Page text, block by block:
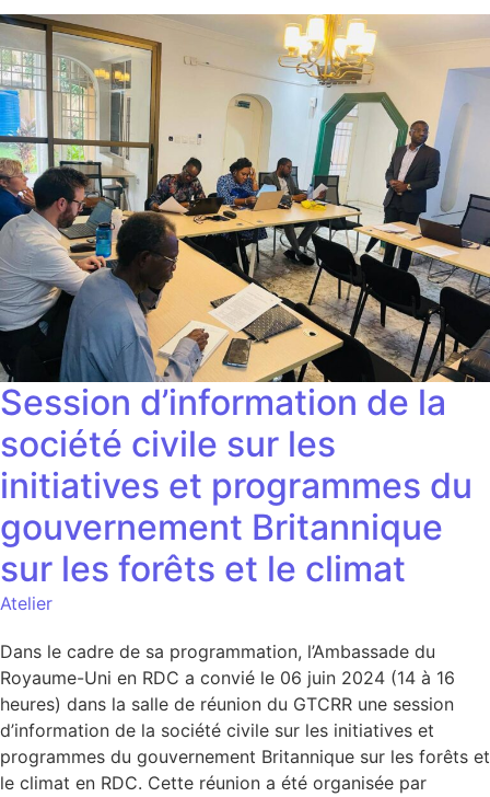
Session d’information de la
société civile sur les
initiatives et programmes du
gouvernement Britannique
sur les forêts et le climat
Atelier
Dans le cadre de sa programmation, l’Ambassade du
Royaume-Uni en RDC a convié le 06 juin 2024 (14 à 16
heures) dans la salle de réunion du GTCRR une session
d’information de la société civile sur les initiatives et
programmes du gouvernement Britannique sur les forêts et
le climat en RDC. Cette réunion a été organisée par